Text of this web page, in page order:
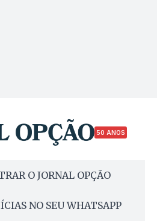
50 ANOS
O JORNAL OPÇÃO
NO SEU WHATSAPP